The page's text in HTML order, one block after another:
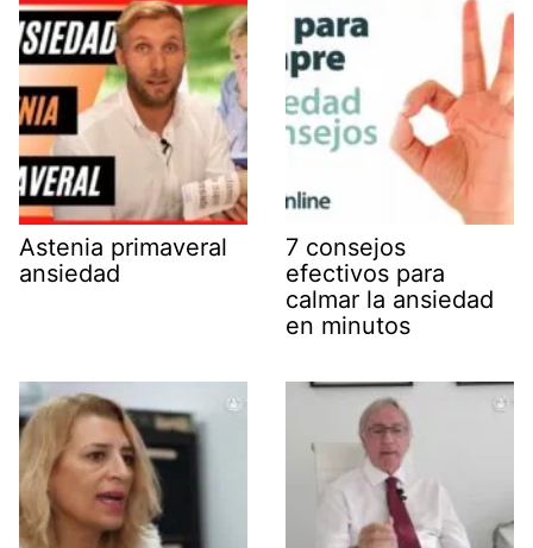
Astenia primaveral
ansiedad
7 consejos
efectivos para
calmar la ansiedad
en minutos